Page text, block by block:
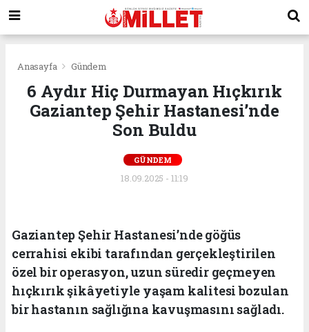
Anasayfa Gündem
6 Aydır Hiç Durmayan Hıçkırık
Gaziantep Şehir Hastanesi’nde
Son Buldu
GÜNDEM
18.09.2025 - 11:19
Gaziantep Şehir Hastanesi’nde göğüs
cerrahisi ekibi tarafından gerçekleştirilen
özel bir operasyon, uzun süredir geçmeyen
hıçkırık şikâyetiyle yaşam kalitesi bozulan
bir hastanın sağlığına kavuşmasını sağladı.